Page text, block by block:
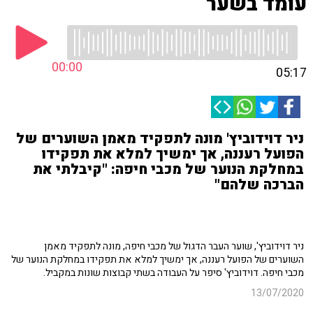
00:00 05:17
ניר דוידוביץ' מונה לתפקיד מאמן השוערים של
הפועל רעננה, אך ימשיך למלא את תפקידו
במחלקת הנוער של מכבי חיפה: "קיבלתי את
הברכה שלהם"
ניר דוידוביץ', שוער העבר הדגול של מכבי חיפה, מונה לתפקיד מאמן
השוערים של הפועל רעננה, אך ימשיך למלא את תפקידו במחלקת הנוער של
מכבי חיפה. דוידוביץ' סיפר על העבודה בשתי קבוצות שונות במקביל.
13/07/2020